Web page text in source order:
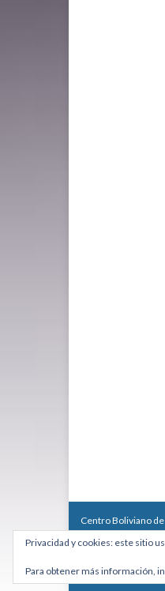
Centro Boliviano
Calle Macario
Teléfono: +591
Hecho con
por
Privacidad y cookies: este sitio
Para obtener más información,